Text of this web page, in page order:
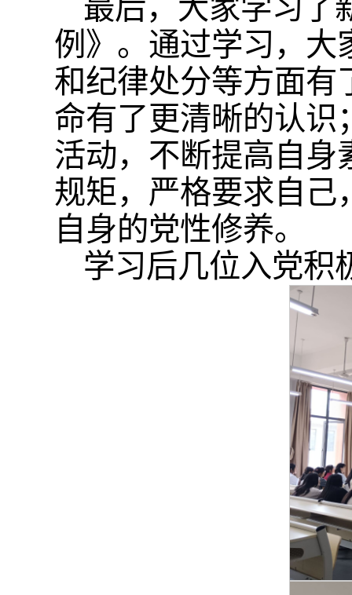
最后，大家学习了
例》。通过学习，大
和纪律处分等方面有
命有了更清晰的认识
活动，不断提高自身
规矩，严格要求自己
自身的党性修养。
学习后几位入党积